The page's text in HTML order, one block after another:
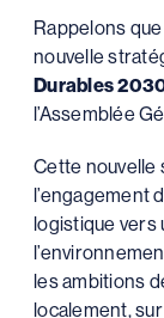
Rappelons
nouvelle
Durables
l’Assemblée
Cette nouvelle
l’engagement
logistique vers
les ambitions
localement,